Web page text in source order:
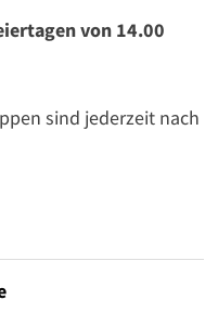
von 14.00
sind jederzeit nach